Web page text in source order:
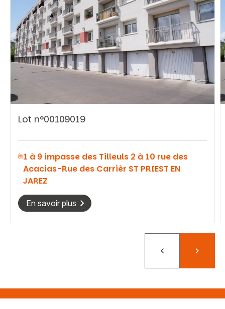
Rechercher
Lot n°00109019
1 à 9 impasse des Tilleuls 2 à 10 rue des
Acacias-Rue des Carrièr ST PRIEST EN
JAREZ
En savoir plus
PrécédentSuivant